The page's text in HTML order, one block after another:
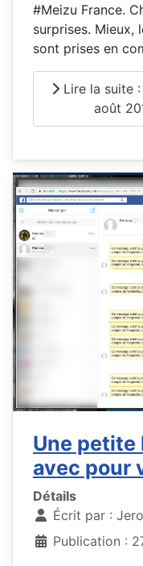
#Meizu France.
surprises. Mieux,
sont prises en
Lire la suite
août
Une petite
avec pour
Détails
Écrit par :
Publication :